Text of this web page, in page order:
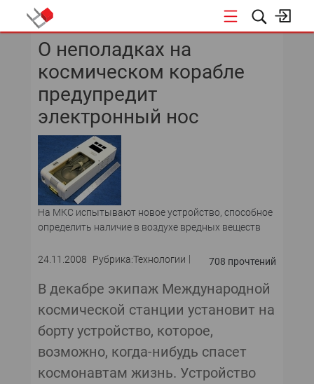
«ОТКРЫТЫЕ СИСТЕМЫ»
БЕЗОПАСНОСТЬ
ДИРЕКТОР ИС
КОМПЬЮТЕРНЫЙ МИР
ИТ В ЗДРАВООХРАНЕНИИ
О неполадках на
космическом корабле
предупредит
электронный нос
На МКС испытывают новое устройство, способное
определить наличие в воздухе вредных веществ
24.11.2008 Рубрика:Технологии 708 прочтений
В декабре экипаж Международной
космической станции установит на
борту устройство, которое,
возможно, когда-нибудь спасет
космонавтам жизнь. Устройство